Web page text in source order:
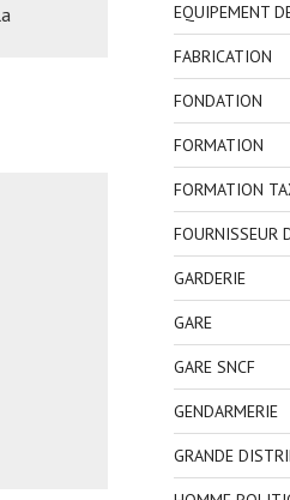
EQUIPEMENT
FABRICATION
FONDATION
FORMATION
FORMATION
FOURNISSEUR
GARDERIE
GARE
GARE SNCF
GENDARMERIE
GRANDE